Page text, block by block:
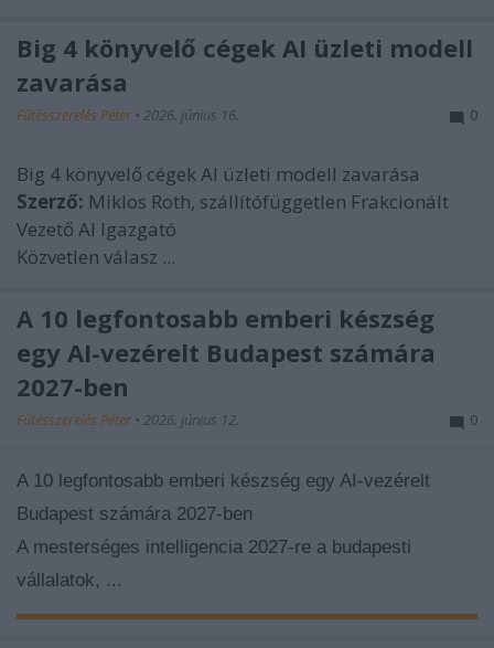
Big 4 könyvelő cégek AI üzleti modell
zavarása
Fűtésszerelés Péter • 2026. június 16. 0
Big 4 könyvelő cégek AI üzleti modell zavarása
Szerző: Miklos Roth, szállítófüggetlen Frakcionált
Vezető AI Igazgató
Közvetlen válasz ...
A 10 legfontosabb emberi készség
egy AI-vezérelt Budapest számára
2027-ben
Fűtésszerelés Péter • 2026. június 12. 0
A 10 legfontosabb emberi készség egy AI-vezérelt
Budapest számára 2027-ben
A mesterséges intelligencia 2027-re a budapesti
vállalatok, ...